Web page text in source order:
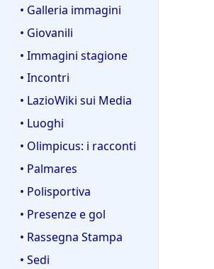
• Galleria immagini
• Giovanili
• Immagini stagione
• Incontri
• LazioWiki sui Media
• Luoghi
• Olimpicus: i racconti
• Palmares
• Polisportiva
• Presenze e gol
• Rassegna Stampa
• Sedi